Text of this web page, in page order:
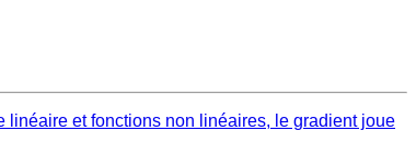
linéaire et fonctions non linéaires, le gradient joue